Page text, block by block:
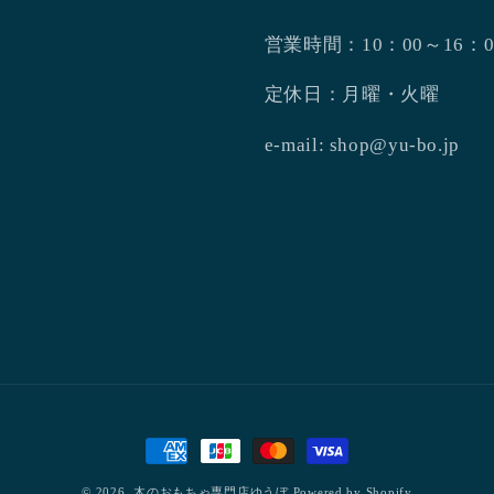
営業時間：10：00～16：
定休日：月曜・火曜
e-mail: shop@yu-bo.jp
決
済